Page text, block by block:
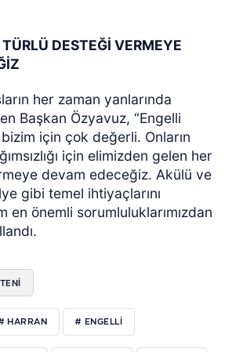
DESTEĞİ VERMEYE
her zaman yanlarında
Başkan Özyavuz, “Engelli
bizim için çok değerli. Onların
için elimizden gelen her
devam edeceğiz. Akülü ve
gibi temel ihtiyaçlarını
en önemli sorumluluklarımızdan
HARRAN # ENGELLİ